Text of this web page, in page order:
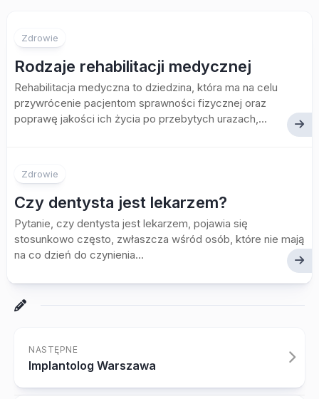
Zdrowie
Rodzaje rehabilitacji medycznej
Rehabilitacja medyczna to dziedzina, która ma na celu
przywrócenie pacjentom sprawności fizycznej oraz
poprawę jakości ich życia po przebytych urazach,...
Zdrowie
Czy dentysta jest lekarzem?
Pytanie, czy dentysta jest lekarzem, pojawia się
stosunkowo często, zwłaszcza wśród osób, które nie mają
na co dzień do czynienia...
NASTĘPNE
Implantolog Warszawa